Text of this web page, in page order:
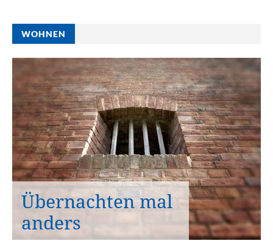
WOHNEN
Übernachten mal
anders